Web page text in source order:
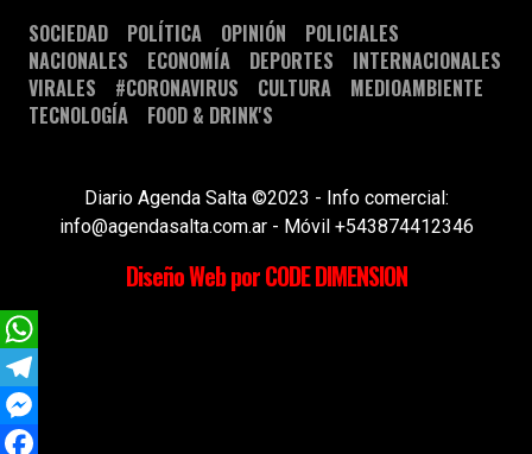
SOCIEDAD POLÍTICA OPINIÓN
POLICIALES
NACIONALES
ECONOMÍA DEPORTES
INTERNACIONALES
VIRALES
#CORONAVIRUS CULTURA
MEDIOAMBIENTE
TECNOLOGÍA
FOOD & DRINK'S
Diario Agenda Salta ©2023 - Info comercial:
info@agendasalta.com.ar - Móvil +543874412346
Diseño Web por CODE DIMENSION
WhatsApp
Telegram
Messenger